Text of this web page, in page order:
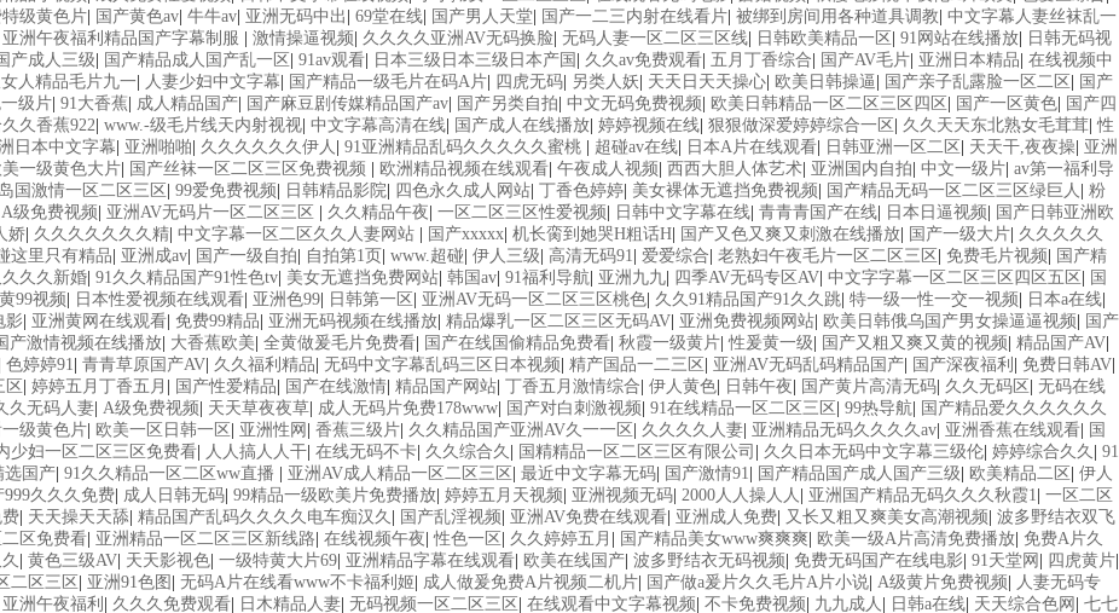
特级黄色片| 国产黄色av| 牛牛av| 亚洲无码中出 | 69堂在线| 国产男人天堂| 国产一二三内射在线看片| 被绑到房间用各种道具调教| 中文字幕人妻丝袜乱一
亚洲午夜福利精品国产字幕制服 | 激情操逼视频| 久久久久亚洲AV无码换脸| 无码人妻一区二区三区线| 日韩欧美精品一区| 91网站在线播放| 日韩无码视
产成人三级| 国产精品成人国产乱一区| 91av观看| 日本三级日本三级日本产国 | 久久av免费观看| 五月丁香综合| 国产AV毛片| 亚洲日本精品| 在线视频中
人精品毛片九一| 人妻少妇中文字幕| 国产精品一级毛片在码A片| 四虎无码| 另类人妖| 天天日天天操心| 欧美日韩操逼| 国产亲子乱露脸一区二区| 国产
级片| 91大香蕉| 成人精品国产| 国产麻豆剧传媒精品国产av| 国产另类自拍| 中文无码免费视频| 欧美日韩精品一区二区三区四区| 国产一区黄色| 国产四
久香蕉922| www.-级毛片线天内射视视| 中文字幕高清在线| 国产成人在线播放| 婷婷视频在线| 狠狠做深爱婷婷综合一区| 久久天天东北熟女毛茸茸|性
日本中文字幕| 亚洲啪啪| 久久久久久久伊人 | 91亚洲精品乱码久久久久久蜜桃 | 超碰av在线| 日本A片在线观看| 日韩亚洲一区二区| 天天干,夜夜操| 亚洲
美一级黄色大片| 国产丝袜一区二区三区免费视频 | 欧洲精品视频在线观看| 午夜成人视频| 西西大胆人体艺术| 亚洲国内自拍| 中文一级片| av第一福利导
岛国激情一区二区三区| 99爱免费视频| 日韩精品影院| 四色永久成人网站| 丁香色婷婷| 美女裸体无遮挡免费视频| 国产精品无码一区二区三区绿巨人 | 粉
A级免费视频| 亚洲AV无码片一区二区三区 | 久久精品午夜| 一区二区三区性爱视频| 日韩中文字幕在线| 青青青国产在线| 日本日逼视频| 国产日韩亚洲欧
娇| 久久久久久久久精| 中文字幕一区二区久久人妻网站 | 国产xxxxx| 机长脔到她哭H粗话H| 国产又色又爽又刺激在线播放| 国产一级大片| 久久久久久
这里只有精品| 亚洲成av| 国产一级自拍| 自拍第1页| www.超碰| 伊人三级| 高清无码91 | 爱爱综合| 老熟妇午夜毛片一区二区三区| 免费毛片视频| 国产精
久久新婚| 91久久精品国产91性色tv| 美女无遮挡免费网站| 韩国av| 91福利导航| 亚洲九九| 四季AV无码专区AV| 中文字字幕一区二区三区四区五区| 国
99视频| 日本性爱视频在线观看| 亚洲色99| 日韩第一区| 亚洲AV无码一区二区三区桃色| 久久91精品国产91久久跳| 特一级一性一交一视频| 日本a在线|
影| 亚洲黄网在线观看| 免费99精品| 亚洲无码视频在线播放| 精品爆乳一区二区三区无码AV| 亚洲免费视频网站| 欧美日韩俄乌国产男女操逼逼视频| 国产
产激情视频在线播放| 大香蕉欧美| 全黄做爰毛片免费看| 国产在线国偷精品免费看| 秋霞一级黄片|性爰黄一级| 国产又粗又爽又黄的视频| 精品国产AV|
色婷婷91 | 青青草原国产AV| 久久福利精品| 无码中文字幕乱码三区日本视频| 精产国品一二三区| 亚洲AV无码乱码精品国产| 国产深夜福利 | 免费日韩AV|
区| 婷婷五月丁香五月 | 国产性爱精品| 国产在线激情| 精品国产网站| 丁香五月激情综合| 伊人黄色| 日韩午夜| 国产黄片高清无码| 久久无码区| 无码在线
久无码人妻| A级免费视频| 天天草夜夜草| 成人无码片免费178www| 国产对白刺激视频| 91在线精品一区二区三区| 99热导航| 国产精品爱久久久久久久
级黄色片| 欧美一区日韩一区| 亚洲性网 | 香蕉三级片| 久久精品国产亚洲AV久一一区| 久久久久人妻| 亚洲精品无码久久久久av| 亚洲香蕉在线观看| 国
少妇一区二区三区免费看| 人人搞人人干| 在线无码不卡| 久久综合久 | 国精精品一区二区三区有限公司 | 久久日本无码中文字幕三级伦| 婷婷综合久久 | 91
选国产| 91久久精品一区二区ww直播 | 亚洲AV成人精品一区二区三区| 最近中文字幕无码| 国产激情91 | 国产精品国产成人国产三级| 欧美精品二区| 伊人
久久久免费| 成人日韩无码| 99精品一级欧美片免费播放| 婷婷五月天视频| 亚洲视频无码| 2000人人操人人 | 亚洲国产精品无码久久久秋霞1 | 一区二区
| 天天操天天舔| 精品国产乱码久久久久电车痴汉久 | 国产乱淫视频| 亚洲AV免费在线观看| 亚洲成人免费| 又长又粗又爽美女高潮视频| 波多野结衣双飞
区免费看| 亚洲精品一区二区三区新线路| 在线视频午夜|性色一区| 久久婷婷五月 | 国产精品美女www爽爽爽| 欧美一级A片高清免费播放| 免费A片久
| 黄色三级AV| 天天影视色| 一级特黄大片69| 亚洲精品字幕在线观看| 欧美在线国产| 波多野结衣无码视频| 免费无码国产在线电影| 91天堂网 | 四虎黄片|
二区三区| 亚洲91色图 | 无码A片在线看www不卡福利姬| 成人做爰免费A片视频二机片| 国产做a爰片久久毛片A片小说| A级黄片免费视频| 人妻无码专
亚洲午夜福利 | 久久久免费观看| 日木精品人妻| 无码视频一区二区三区| 在线观看中文字幕视频| 不卡免费视频| 九九成人 | 日韩a在线| 天天综合色网 | 七七